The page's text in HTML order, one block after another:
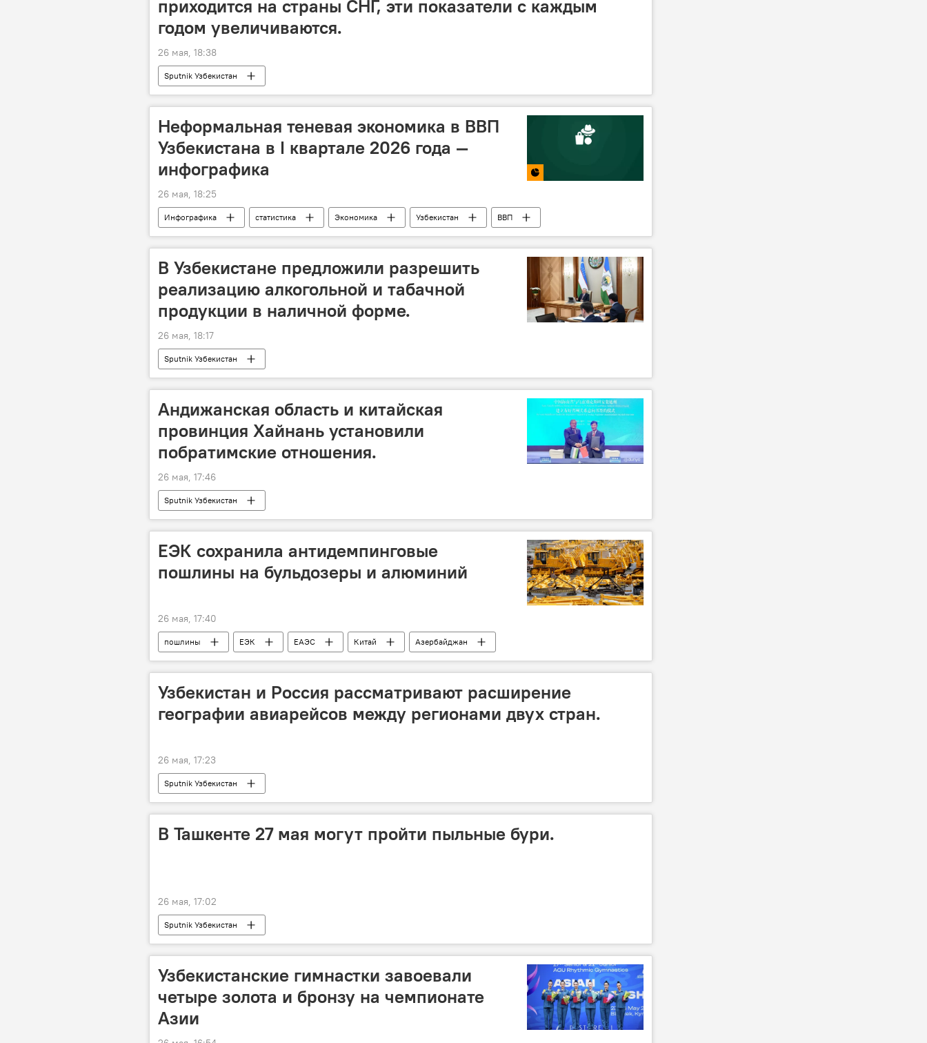
приходится на страны СНГ, эти показатели с каждым
годом увеличиваются.
26 мая, 18:38
Sputnik Узбекистан
Неформальная теневая экономика в ВВП
Узбекистана в I квартале 2026 года —
инфографика
26 мая, 18:25
Инфографика статистика Экономика Узбекистан
ВВП
Мультимедиа
В Узбекистане предложили разрешить
реализацию алкогольной и табачной
продукции в наличной форме.
26 мая, 18:17
Sputnik Узбекистан
Андижанская область и китайская
провинция Хайнань установили
побратимские отношения.
26 мая, 17:46
Sputnik Узбекистан
ЕЭК сохранила антидемпинговые
пошлины на бульдозеры и алюминий
26 мая, 17:40
пошлины ЕЭК ЕАЭС Китай Азербайджан
Узбекистан и Россия рассматривают расширение
географии авиарейсов между регионами двух стран.
26 мая, 17:23
Sputnik Узбекистан
В Ташкенте 27 мая могут пройти пыльные бури.
26 мая, 17:02
Sputnik Узбекистан
Узбекистанские гимнастки завоевали
четыре золота и бронзу на чемпионате
Азии